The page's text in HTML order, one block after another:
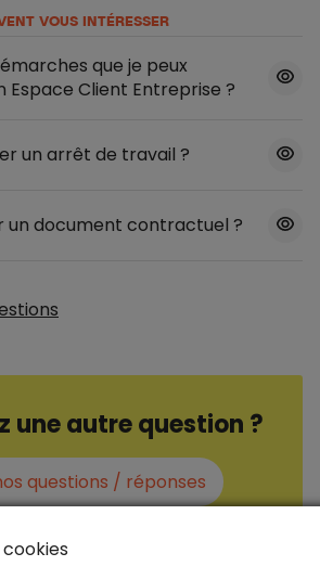
VOUS INTÉRESSER
que je peux
Client Entreprise ?
un arrêt de travail ?
un document contractuel ?
une autre question ?
questions / réponses